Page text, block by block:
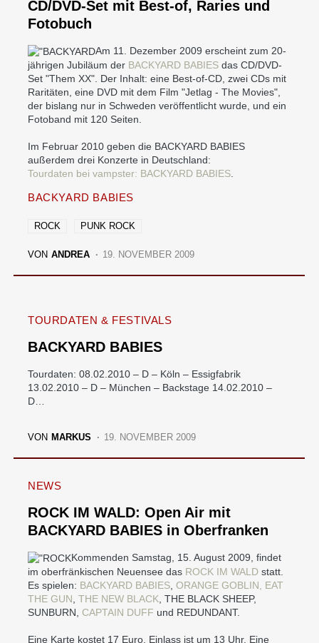
CD/DVD-Set mit Best-of, Raries und
Fotobuch
Am 11. Dezember 2009 erscheint zum 20-
jährigen Jubiläum der BACKYARD BABIES das CD/DVD-
Set "Them XX". Der Inhalt: eine Best-of-CD, zwei CDs mit
Raritäten, eine DVD mit dem Film "Jetlag - The Movies",
der bislang nur in Schweden veröffentlicht wurde, und ein
Fotoband mit 120 Seiten.
Im Februar 2010 geben die BACKYARD BABIES
außerdem drei Konzerte in Deutschland:
Tourdaten bei vampster: BACKYARD BABIES
BACKYARD BABIES
ROCK PUNK ROCK
VON ANDREA 19. NOVEMBER 2009
TOURDATEN & FESTIVALS
BACKYARD BABIES
Tourdaten: 08.02.2010 – D – Köln – Essigfabrik
13.02.2010 – D – München – Backstage 14.02.2010 –
D…
VON MARKUS 19. NOVEMBER 2009
NEWS
ROCK IM WALD: Open Air mit
BACKYARD BABIES in Oberfranken
Kommenden Samstag, 15. August 2009, findet
im oberfränkischen Neuensee das ROCK IM WALD statt.
Es spielen: BACKYARD BABIES ORANGE GOBLIN,
EAT
THE GUN THE NEW BLACK , THE BLACK SHEEP,
SUNBURN, CAPTAIN DUFF und REDUNDANT.
Eine Karte kostet 17 Euro, Einlass ist um 13 Uhr. Eine